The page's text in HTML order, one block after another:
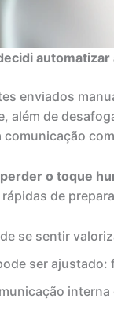
automatizar
enviados
além de
o toque
de
se sentir
ser
interna